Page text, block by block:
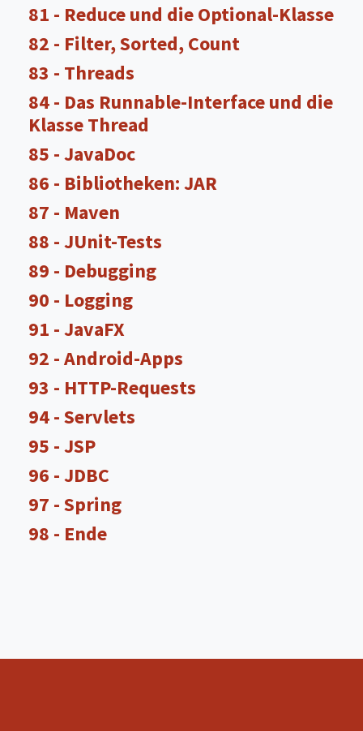
81 - Reduce und die Optional-Klasse
82 - Filter, Sorted, Count
83 - Threads
84 - Das Runnable-Interface und die
Klasse Thread
85 - JavaDoc
86 - Bibliotheken: JAR
87 - Maven
88 - JUnit-Tests
89 - Debugging
90 - Logging
91 - JavaFX
92 - Android-Apps
93 - HTTP-Requests
94 - Servlets
95 - JSP
96 - JDBC
97 - Spring
98 - Ende